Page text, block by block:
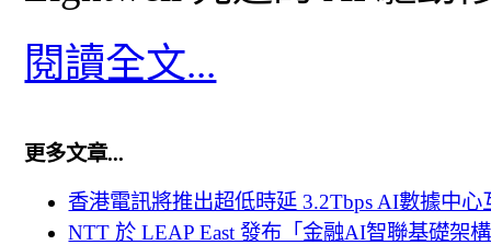
閱讀全文...
更多文章...
香港電訊將推出超低時延 3.2Tbps AI數據中心
NTT 於 LEAP East 發布「金融AI智聯基礎架